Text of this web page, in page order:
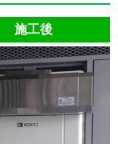
施工後